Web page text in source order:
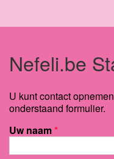
Nefeli.be
U kunt contact
onderstaand formulier.
Uw naam*